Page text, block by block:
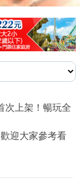
次上架！暢玩全
迎大家參考看